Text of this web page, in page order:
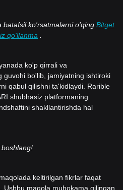
ko'rsatmalarni o'qing Bitget
qo'llanma .
ko'p qirrali va
guvohi bo'lib, jamiyatning ishtiroki
qabul qilishni ta'kidlaydi. Rarible
shubhasiz platformaning
shakllantirishda hal
keltirilgan fikrlar faqat
Ushbu maqola muhokama qilingan